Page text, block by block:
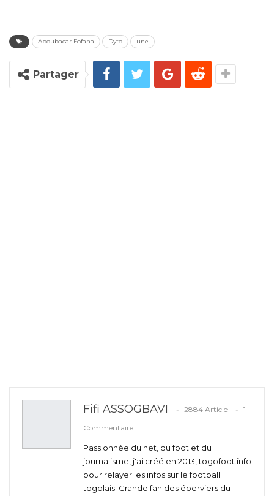
Aboubacar Fofana Dyto une
Partager
Fifi ASSOGBAVI 2884 Article
1
Commentaire
Passionnée du net, du foot et du
journalisme, j'ai créé en 2013, togofoot.info
pour relayer les infos sur le football
togolais. Grande fan des éperviers du